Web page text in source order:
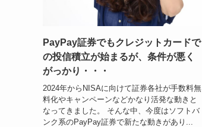
PayPay証券でもクレジットカードで
の投信積立が始まるが、条件が悪く
がっかり・・・
2024年からNISAに向けて証券各社が手数料無
料化やキャンペーンなどかなり活発な動きと
なってきました。 そんな中、今度はソフトバ
ンク系のPayPay証券で新たな動きがあり...